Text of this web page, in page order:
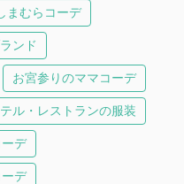
まむらコーデ
ンド
お宮参りのママコーデ
ル・レストランの服装
デ
デ